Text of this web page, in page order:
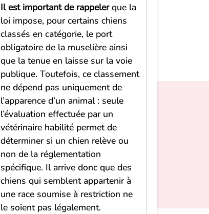
Il est important de rappelerque la
loi impose, pour certains chiens
classés en catégorie, le port
obligatoire de la muselière ainsi
que la tenue en laisse sur la voie
publique. Toutefois, ce classement
ne dépend pas uniquement de
l’apparence d’un animal : seule
l’évaluation effectuée par un
vétérinaire habilité permet de
déterminer si un chien relève ou
non de la réglementation
spécifique. Il arrive donc que des
chiens qui semblent appartenir à
une race soumise à restriction ne
le soient pas légalement.